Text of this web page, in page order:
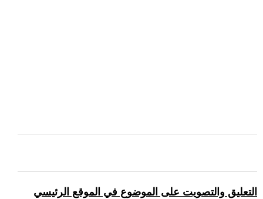
التعليق والتصويت على الموضوع في الموقع الرئيسي